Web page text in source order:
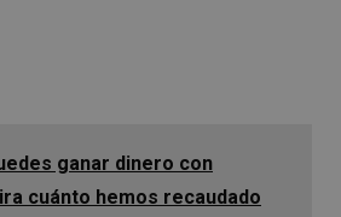
ganar dinero con
cuánto hemos recaudado